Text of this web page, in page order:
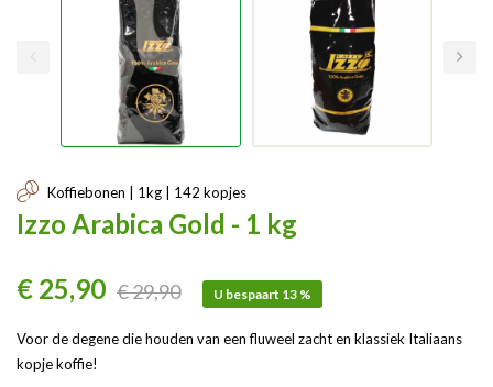
Koffiebonen | 1kg | 142 kopjes
Izzo Arabica Gold - 1 kg
€ 25,90 € 29,90 U bespaart 13 %
Voor de degene die houden van een fluweel zacht en klassiek Italiaans
kopje koffie!